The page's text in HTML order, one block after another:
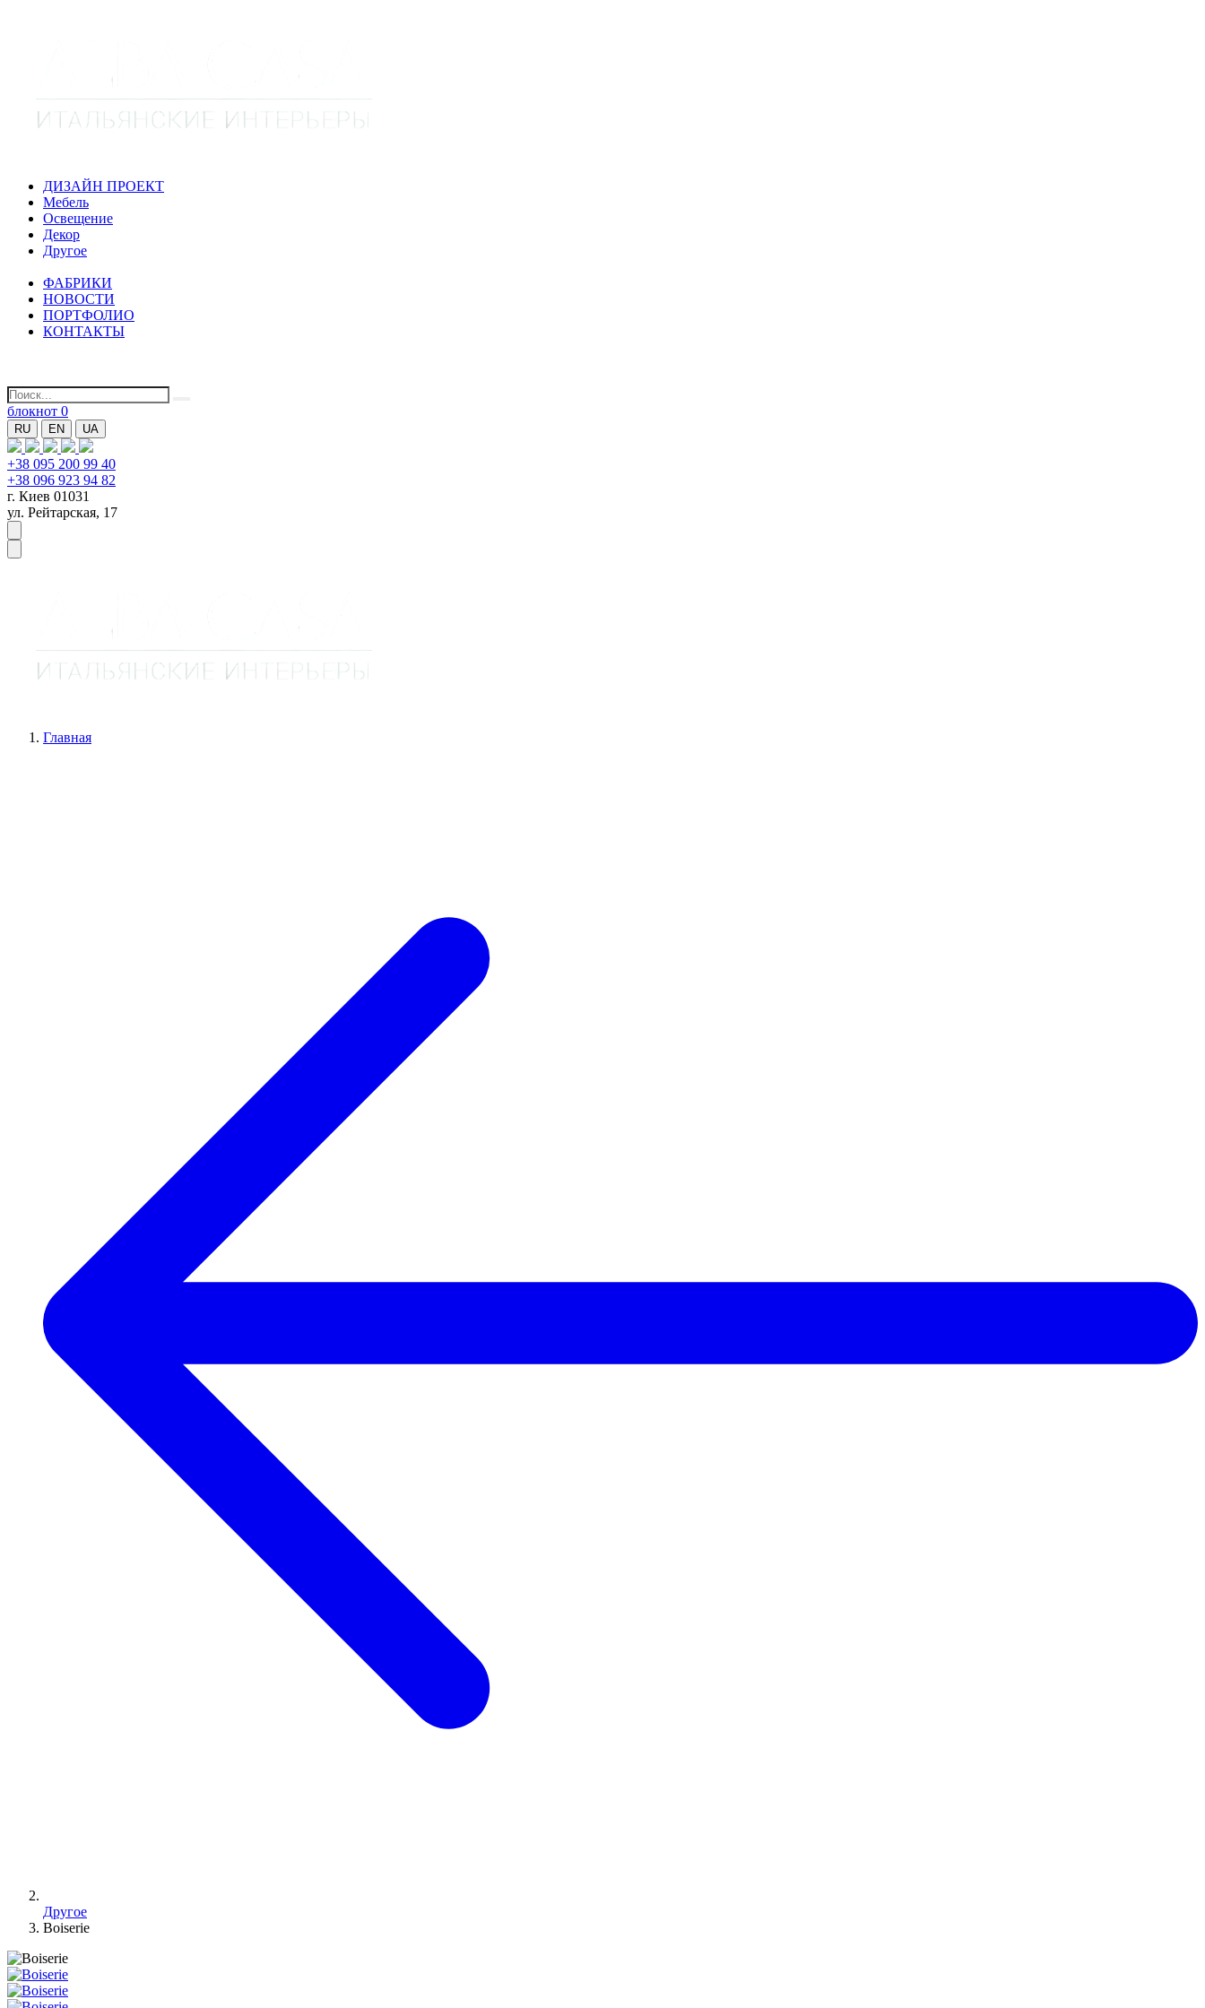
ДИЗАЙН ПРОЕКТ
Мебель
Освещение
Декор
Другое
ФАБРИКИ
НОВОСТИ
ПОРТФОЛИО
КОНТАКТЫ
блокнот 0
RU EN UA
+38 095 200 99 40
+38 096 923 94 82
г. Киев 01031
ул. Рейтарская, 17
Главная
Другое
Boiserie